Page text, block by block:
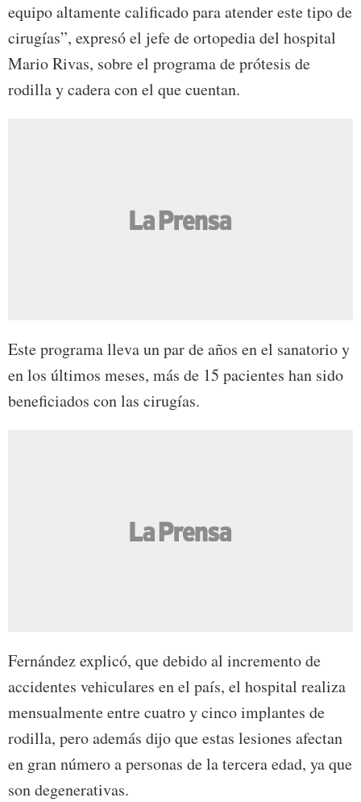
equipo altamente calificado para atender este tipo de
cirugías”, expresó el jefe de ortopedia del hospital
Mario Rivas, sobre el programa de prótesis de
rodilla y cadera con el que cuentan.
Este programa lleva un par de años en el sanatorio y
en los últimos meses, más de 15 pacientes han sido
beneficiados con las cirugías.
Fernández explicó, que debido al incremento de
accidentes vehiculares en el país, el hospital realiza
mensualmente entre cuatro y cinco implantes de
rodilla, pero además dijo que estas lesiones afectan
en gran número a personas de la tercera edad, ya que
son degenerativas.